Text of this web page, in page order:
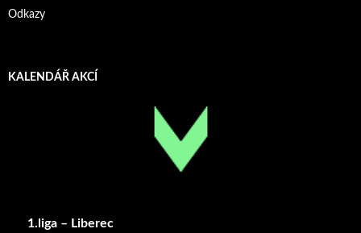
Odkazy
KALENDÁŘ AKCÍ
1.liga – Liberec